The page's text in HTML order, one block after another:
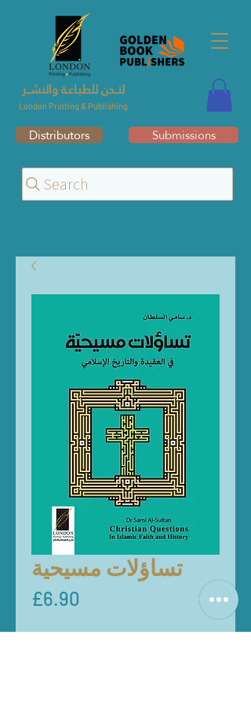
لنــدن للطبـاعـة والنشــر
London Printing & Publishing
Distributors Submissions
Search
تساؤلات مسيحية
£6.90